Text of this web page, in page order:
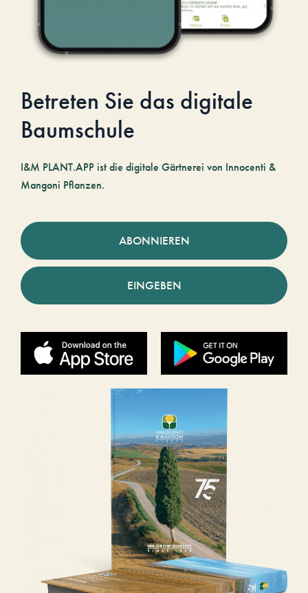
Betreten Sie das digitale
Baumschule
I&M PLANT.APP ist die digitale Gärtnerei von Innocenti &
Mangoni Pflanzen.
ABONNIEREN
EINGEBEN